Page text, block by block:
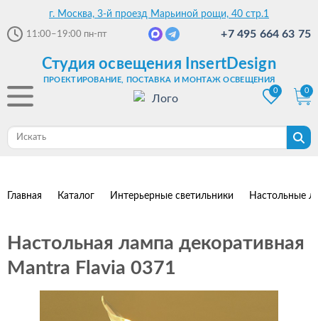
г. Москва, 3-й проезд Марьиной рощи, 40 стр.1
11:00–19:00 пн-пт +7 495 664 63 75
Студия освещения InsertDesign
ПРОЕКТИРОВАНИЕ, ПОСТАВКА И МОНТАЖ ОСВЕЩЕНИЯ
0
0
Главная Каталог Интерьерные светильники Настольные
Настольная лампа декоративная
Mantra Flavia 0371